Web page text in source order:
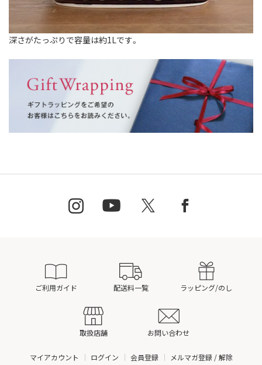
深さがたっぷりで容量は約1Lです。
ご利用ガイド 配送料一覧 ラッピング/のし
取扱店舗 お問い合わせ
マイアカウント ログイン 会員登録
メルマガ登録 / 解除